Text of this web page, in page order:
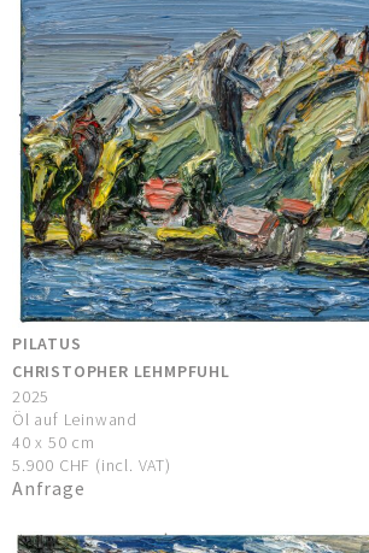
PILATUS
CHRISTOPHER LEHMPFUHL
2025
Öl auf Leinwand
40 x 50 cm
5.900 CHF (incl. VAT)
Anfrage